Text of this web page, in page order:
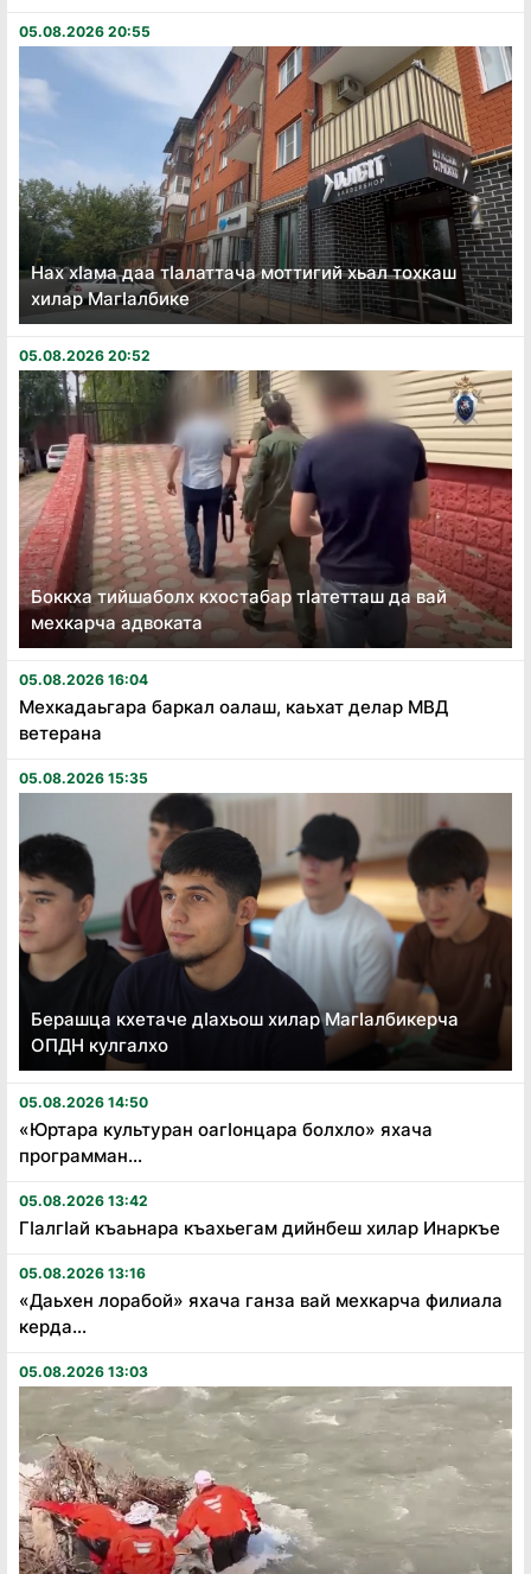
05.08.2026 20:55
Нах хӏама даа тӏалаттача моттигий хьал тохкаш
хилар Магӏалбике
05.08.2026 20:52
Боккха тийшаболх кхостабар тӏатетташ да вай
мехкарча адвоката
05.08.2026 16:04
Мехкадаьгара баркал оалаш, каьхат делар МВД
ветерана
05.08.2026 15:35
Берашца кхетаче дӏахьош хилар Магӏалбикерча
ОПДН кулгалхо
05.08.2026 14:50
«Юртара культуран оагӏонцара болхло» яхача
программан...
05.08.2026 13:42
Гӏалгӏай къаьнара къахьегам дийнбеш хилар Инаркъе
05.08.2026 13:16
«Даьхен лорабой» яхача ганза вай мехкарча филиала
керда...
05.08.2026 13:03